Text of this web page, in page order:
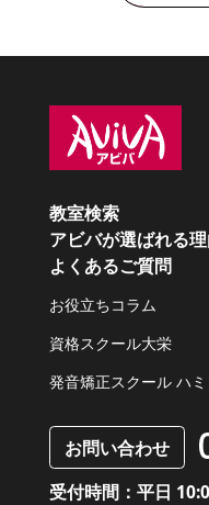
教室検索
アビバが選ばれる
よくあるご質問
お役立ちコラム
資格スクール大栄
発音矯正スクール ハ
お問い合わせ
受付時間：平日